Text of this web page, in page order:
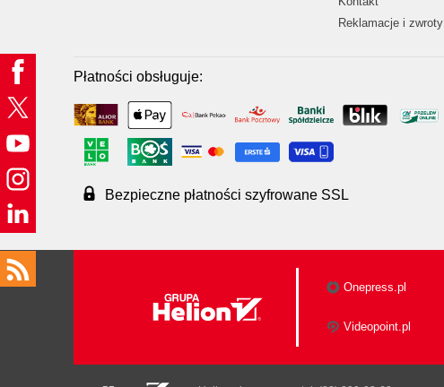
Reklamacje i zwroty
Płatności obsługuje:
Bezpieczne płatności szyfrowane SSL
Onepress.pl
Videopoint.pl